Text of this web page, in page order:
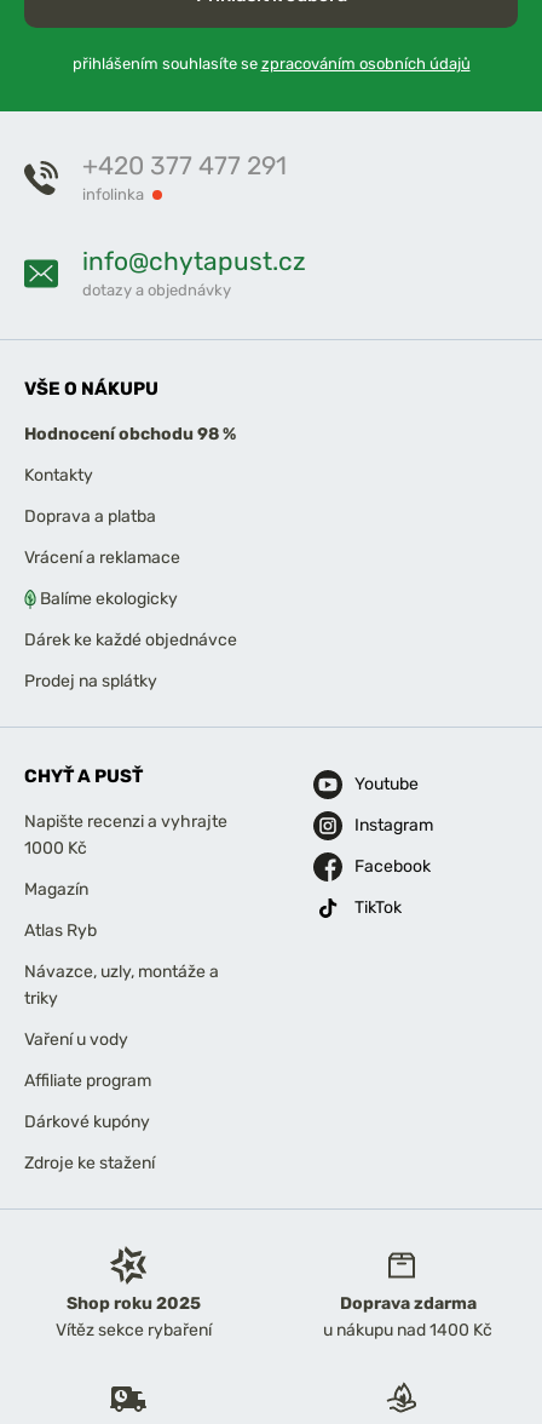
přihlášením souhlasíte se zpracováním osobních údajů
Shop roku 2025
Vítěz sekce rybaření
Doprava zdarma
u nákupu nad 1400 Kč
+420 377 477 291
infolinka
info@chytapust.cz
dotazy a objednávky
VŠE O NÁKUPU
Hodnocení obchodu 98 %
Kontakty
Doprava a platba
Vrácení a reklamace
Balíme ekologicky
Dárek ke každé objednávce
Prodej na splátky
CHYŤ A PUSŤ
Napište recenzi a vyhrajte
1000 Kč
Magazín
Atlas Ryb
Návazce, uzly, montáže a
triky
Vaření u vody
Affiliate program
Dárkové kupóny
Zdroje ke stažení
Youtube
Instagram
Facebook
TikTok